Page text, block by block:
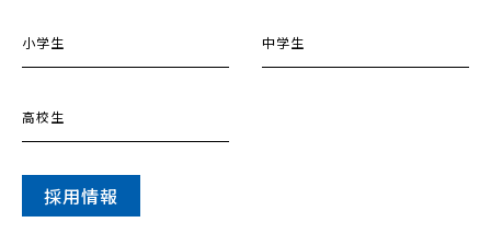
小学生 中学生
高校生
採用情報